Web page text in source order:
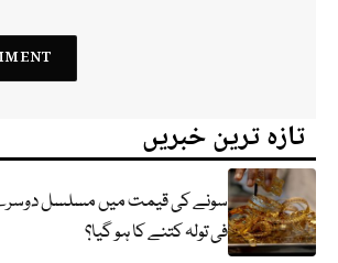
تازہ ترین خبریں
سونے کی قیمت میں مسلسل دوسرے
فی تولہ کتنے کا ہو گیا؟